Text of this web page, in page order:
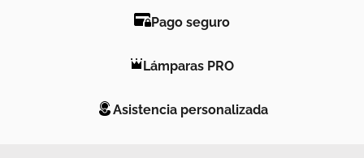
Pago seguro
Lámparas PRO
Asistencia personalizada